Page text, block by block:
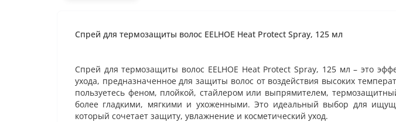
Спрей для термозащиты волос EELHOE Heat Protect Spray, 125 мл
Спрей для термозащиты волос EELHOE Heat Protect Spray, 125 мл – это
ухода, предназначенное для защиты волос от воздействия высоких
пользуетесь феном, плойкой, стайлером или выпрямителем,
более гладкими, мягкими и ухоженными. Это идеальный выбор для
который сочетает защиту, увлажнение и косметический уход.